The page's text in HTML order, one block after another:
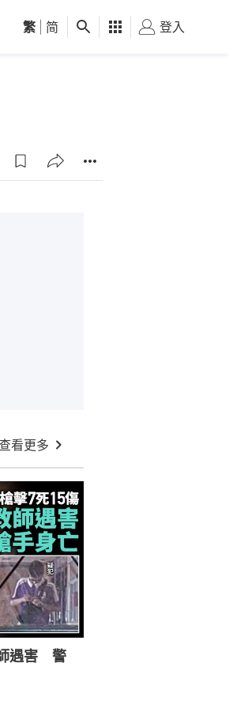
觀點 健康 好食玩飛
繁 简 登入
查看更多
遇害 警